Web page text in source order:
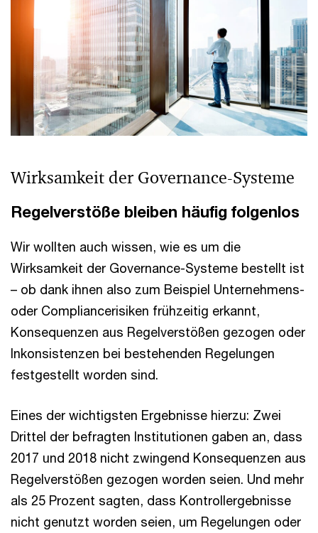
Wirksamkeit der Governance-Systeme
Regelverstöße bleiben häufig folgenlos
Wir wollten auch wissen, wie es um die
Wirksamkeit der Governance-Systeme bestellt ist
– ob dank ihnen also zum Beispiel Unternehmens-
oder Compliancerisiken frühzeitig erkannt,
Konsequenzen aus Regelverstößen gezogen oder
Inkonsistenzen bei bestehenden Regelungen
festgestellt worden sind.
Eines der wichtigsten Ergebnisse hierzu: Zwei
Drittel der befragten Institutionen gaben an, dass
2017 und 2018 nicht zwingend Konsequenzen aus
Regelverstößen gezogen worden seien. Und mehr
als 25 Prozent sagten, dass Kontrollergebnisse
nicht genutzt worden seien, um Regelungen oder